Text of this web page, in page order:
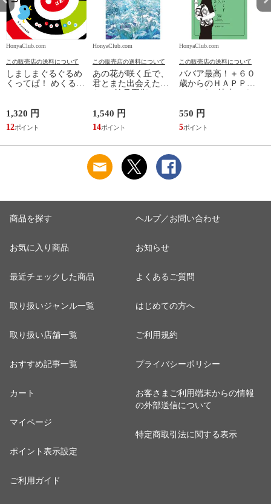
HonyaClub.com
この販売店の送料について
しましまぐるぐるめ
くってぱ！ めくるし
1,320 円
12
HonyaClub.com
この販売店の送料について
あの花が咲く丘で、
君とまた出会えた
1,540 円
14
HonyaClub.com
この販売店の送料について
ババア最高！＋６０
歳からのＨＡＰＰＹ
550 円
5
商品を探す
お気に入り商品
最近チェックした商品
取り扱いジャンル一覧
取り扱い店舗一覧
おすすめ記事一覧
カート
マイページ
ポイント表示設定
ご利用ガイド
ヘルプ／お問い合わせ
お知らせ
よくあるご質問
はじめての方へ
ご利用規約
プライバシーポリシー
お客さまご利用端末からの情報
の外部送信について
特定商取引法に関する表示